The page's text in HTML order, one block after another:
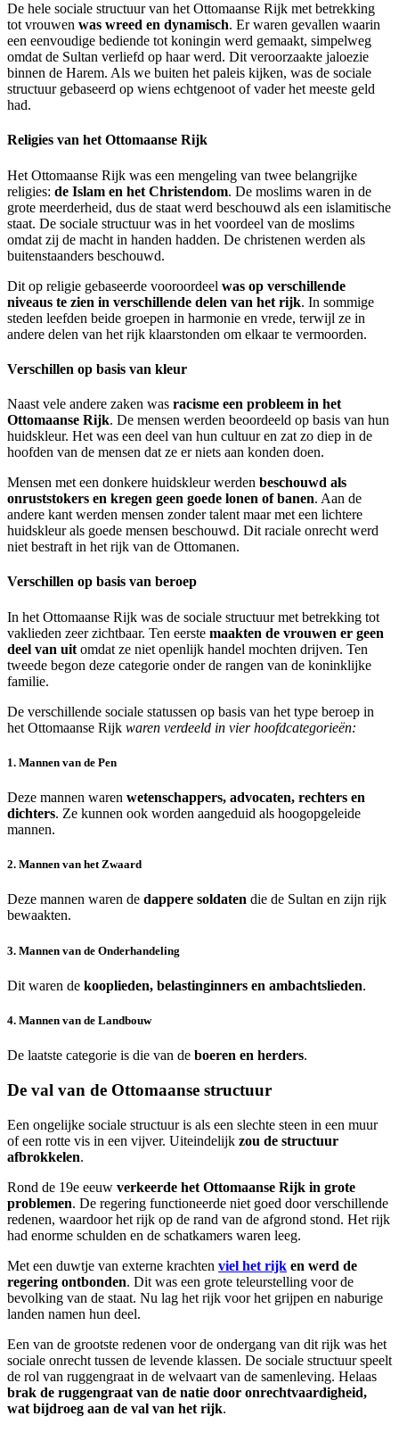
De hele sociale structuur van het Ottomaanse Rijk met betrekking
tot vrouwen was wreed en dynamisch. Er waren gevallen waarin
een eenvoudige bediende tot koningin werd gemaakt, simpelweg
omdat de Sultan verliefd op haar werd. Dit veroorzaakte jaloezie
binnen de Harem. Als we buiten het paleis kijken, was de sociale
structuur gebaseerd op wiens echtgenoot of vader het meeste geld
had.
Religies van het Ottomaanse Rijk
Het Ottomaanse Rijk was een mengeling van twee belangrijke
religies: de Islam en het Christendom. De moslims waren in de
grote meerderheid, dus de staat werd beschouwd als een islamitische
staat. De sociale structuur was in het voordeel van de moslims
omdat zij de macht in handen hadden. De christenen werden als
buitenstaanders beschouwd.
Dit op religie gebaseerde vooroordeel was op verschillende
niveaus te zien in verschillende delen van het rijk. In sommige
steden leefden beide groepen in harmonie en vrede, terwijl ze in
andere delen van het rijk klaarstonden om elkaar te vermoorden.
Verschillen op basis van kleur
Naast vele andere zaken was racisme een probleem in het
Ottomaanse Rijk. De mensen werden beoordeeld op basis van hun
huidskleur. Het was een deel van hun cultuur en zat zo diep in de
hoofden van de mensen dat ze er niets aan konden doen.
Mensen met een donkere huidskleur werden beschouwd als
onruststokers en kregen geen goede lonen of banen. Aan de
andere kant werden mensen zonder talent maar met een lichtere
huidskleur als goede mensen beschouwd. Dit raciale onrecht werd
niet bestraft in het rijk van de Ottomanen.
Verschillen op basis van beroep
In het Ottomaanse Rijk was de sociale structuur met betrekking tot
vaklieden zeer zichtbaar. Ten eerste maakten de vrouwen er geen
deel van uit omdat ze niet openlijk handel mochten drijven. Ten
tweede begon deze categorie onder de rangen van de koninklijke
familie.
De verschillende sociale statussen op basis van het type beroep in
het Ottomaanse Rijk waren verdeeld in vier hoofdcategorieën:
1. Mannen van de Pen
Deze mannen waren wetenschappers, advocaten, rechters en
dichters. Ze kunnen ook worden aangeduid als hoogopgeleide
mannen.
2. Mannen van het Zwaard
Deze mannen waren de dappere soldaten die de Sultan en zijn rijk
bewaakten.
3. Mannen van de Onderhandeling
Dit waren de kooplieden, belastinginners en ambachtslieden.
4. Mannen van de Landbouw
De laatste categorie is die van de boeren en herders.
De val van de Ottomaanse structuur
Een ongelijke sociale structuur is als een slechte steen in een muur
of een rotte vis in een vijver. Uiteindelijk zou de structuur
afbrokkelen.
Rond de 19e eeuw verkeerde het Ottomaanse Rijk in grote
problemen. De regering functioneerde niet goed door verschillende
redenen, waardoor het rijk op de rand van de afgrond stond. Het rijk
had enorme schulden en de schatkamers waren leeg.
Met een duwtje van externe krachten viel het rijk en werd de
regering ontbonden. Dit was een grote teleurstelling voor de
bevolking van de staat. Nu lag het rijk voor het grijpen en naburige
landen namen hun deel.
Een van de grootste redenen voor de ondergang van dit rijk was het
sociale onrecht tussen de levende klassen. De sociale structuur speelt
de rol van ruggengraat in de welvaart van de samenleving. Helaas
brak de ruggengraat van de natie door onrechtvaardigheid,
wat bijdroeg aan de val van het rijk.